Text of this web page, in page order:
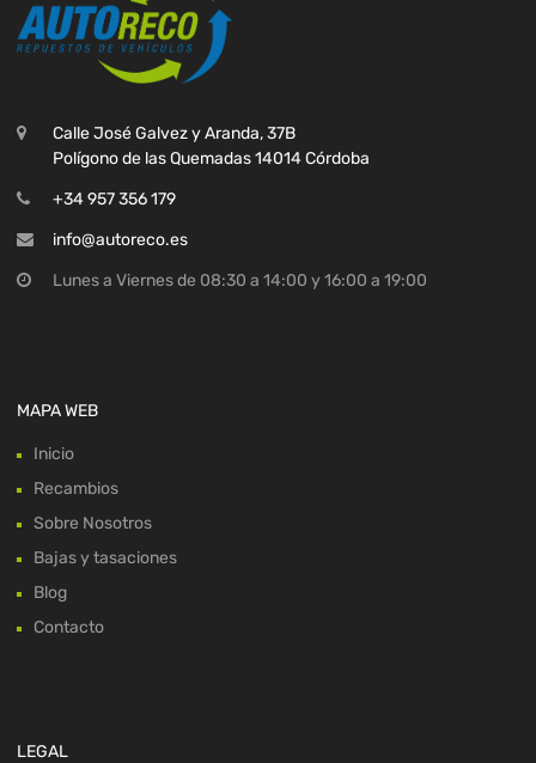
Calle José Galvez y Aranda, 37B
Polígono de las Quemadas 14014 Córdoba
+34 957 356 179
info@autoreco.es
Lunes a Viernes de 08:30 a 14:00 y 16:00 a 19:00
MAPA WEB
Inicio
Recambios
Sobre Nosotros
Bajas y tasaciones
Blog
Contacto
LEGAL